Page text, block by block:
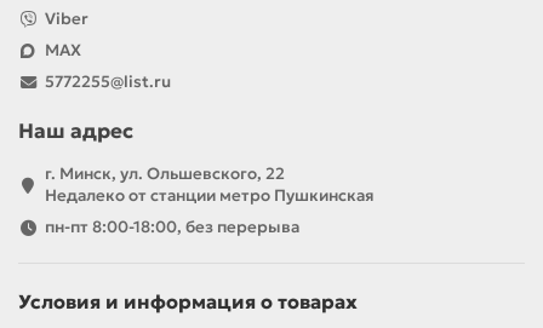
Viber
MAX
5772255@list.ru
Наш адрес
г. Минск, ул. Ольшевского, 22
Недалеко от станции метро Пушкинская
пн-пт 8:00-18:00, без перерыва
Условия и информация о товарах